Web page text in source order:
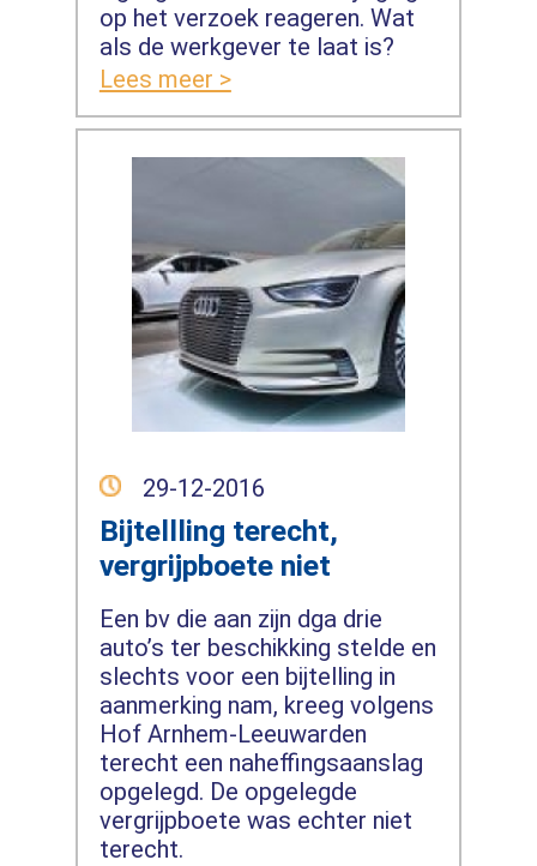
op het verzoek reageren. Wat
als de werkgever te laat is?
Lees meer >
29-12-2016
Bijtellling terecht,
vergrijpboete niet
Een bv die aan zijn dga drie
auto’s ter beschikking stelde en
slechts voor een bijtelling in
aanmerking nam, kreeg volgens
Hof Arnhem-Leeuwarden
terecht een naheffingsaanslag
opgelegd. De opgelegde
vergrijpboete was echter niet
terecht.